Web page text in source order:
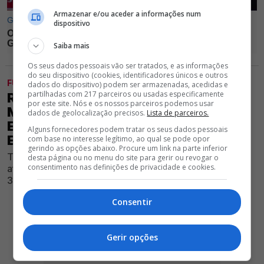
FUTEBOL
REVELADOS OS 22 JOGADORES DE
MARCO SILVA PARA AS PRÉ-
ELIMINATÓRIAS DO BENFICA NA LIGA
EUROPA
Treinador do Clube vermelho e branco já escolheu os
atletas que irão jogar frente ao St. Gallen, nos dias 23 e
30 de julho
Armazenar e/ou aceder a informações num
dispositivo
Saiba mais
Os seus dados pessoais vão ser tratados, e as informações
do seu dispositivo (cookies, identificadores únicos e outros
dados do dispositivo) podem ser armazenadas, acedidas e
partilhadas com 217 parceiros ou usadas especificamente
por este site. Nós e os nossos parceiros podemos usar
dados de geolocalização precisos. Lista de parceiros.
Alguns fornecedores podem tratar os seus dados pessoais
com base no interesse legítimo, ao qual se pode opor
gerindo as opções abaixo. Procure um link na parte inferior
desta página ou no menu do site para gerir ou revogar o
consentimento nas definições de privacidade e cookies.
Consentir
Gerir opções